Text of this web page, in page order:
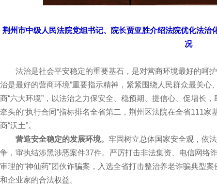
荆州市中级人民法院党组书记、院长贾亚胜介绍法院优化法治
况
法治是社会平安稳定的重要基石，是对营商环境最好的呵护
治是最好的营商环境”重要指示精神，紧紧围绕人民群众最关
商“六大环境”，以法治之力保安全、稳预期、提信心、促增长
牵头的“执行合同”指标排名全省第二，荆州区法院在全省111家
商“沃土”。
营造安全稳定的发展环境。 牢固树立总体国家安全观，依
争，审执结涉黑涉恶案件37件。严厉打击非法集资、电信网络
审理的“神仙药”团伙诈骗案，入选全省打击整治养老诈骗典型
和企业家的合法权益。